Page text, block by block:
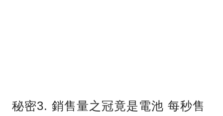
秘密3. 銷售量之冠竟是電池 每秒售